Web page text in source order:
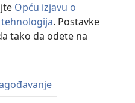
Opću izjavu o
. Postavke
tako da odete na
Tract Society of Pennsylvania.